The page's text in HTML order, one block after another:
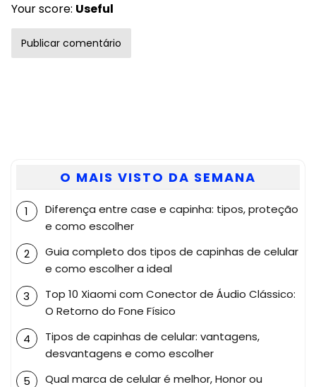
Your score: Useful
O MAIS VISTO DA SEMANA
Diferença entre case e capinha: tipos, proteção
e como escolher
Guia completo dos tipos de capinhas de celular
e como escolher a ideal
Top 10 Xiaomi com Conector de Áudio Clássico:
O Retorno do Fone Físico
Tipos de capinhas de celular: vantagens,
desvantagens e como escolher
Qual marca de celular é melhor, Honor ou